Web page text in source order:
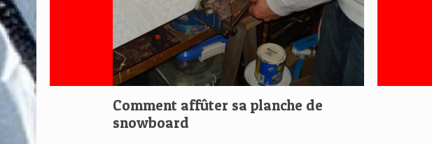
Comment affûter sa planche de
snowboard